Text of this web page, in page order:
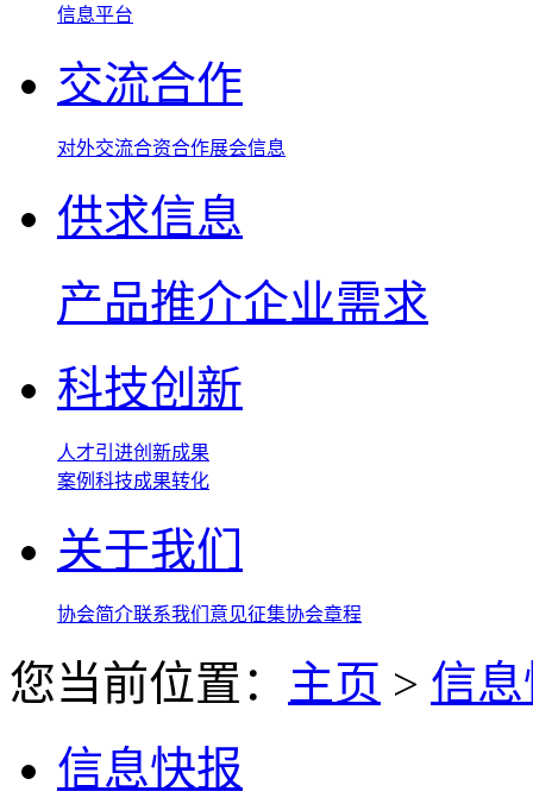
信息平台
交流合作
对外交流合资合作展会信息
供求信息
产品推介企业需求
科技创新
人才引进创新成果
案例 科技成果转化
关于我们
协会简介联系我们 意见征集协会章程
您当前位置： 主页 > 信
信息快报